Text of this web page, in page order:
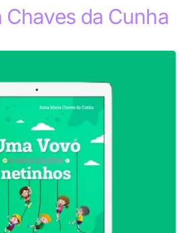
Chaves da Cunha